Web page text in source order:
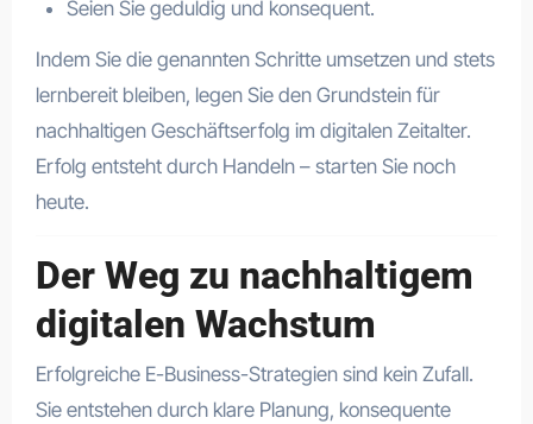
Seien Sie geduldig und konsequent.
Indem Sie die genannten Schritte umsetzen und stets
lernbereit bleiben, legen Sie den Grundstein für
nachhaltigen Geschäftserfolg im digitalen Zeitalter.
Erfolg entsteht durch Handeln – starten Sie noch
heute.
Der Weg zu nachhaltigem
digitalen Wachstum
Erfolgreiche E-Business-Strategien sind kein Zufall.
Sie entstehen durch klare Planung, konsequente